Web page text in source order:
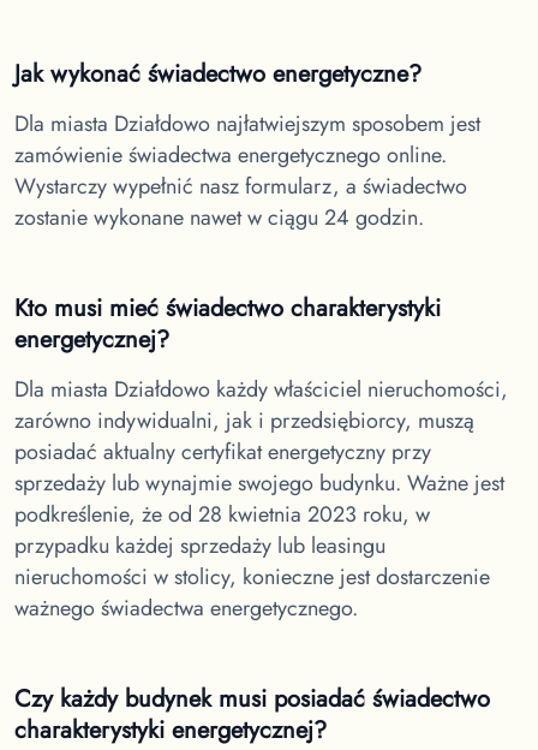
Jak wykonać świadectwo energetyczne?
Dla miasta Działdowo najłatwiejszym sposobem jest
zamówienie świadectwa energetycznego online.
Wystarczy wypełnić nasz formularz, a świadectwo
zostanie wykonane nawet w ciągu 24 godzin.
Kto musi mieć świadectwo charakterystyki
energetycznej?
Dla miasta Działdowo każdy właściciel nieruchomości,
zarówno indywidualni, jak i przedsiębiorcy, muszą
posiadać aktualny certyfikat energetyczny przy
sprzedaży lub wynajmie swojego budynku. Ważne jest
podkreślenie, że od 28 kwietnia 2023 roku, w
przypadku każdej sprzedaży lub leasingu
nieruchomości w stolicy, konieczne jest dostarczenie
ważnego świadectwa energetycznego.
Czy każdy budynek musi posiadać świadectwo
charakterystyki energetycznej?